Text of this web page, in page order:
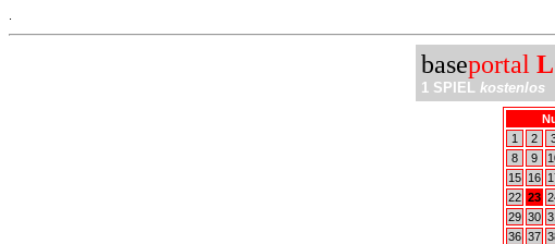
baseportal
1 SPIEL kostenlos
1
2
8
9
15
16
22 23
29 30
36 37